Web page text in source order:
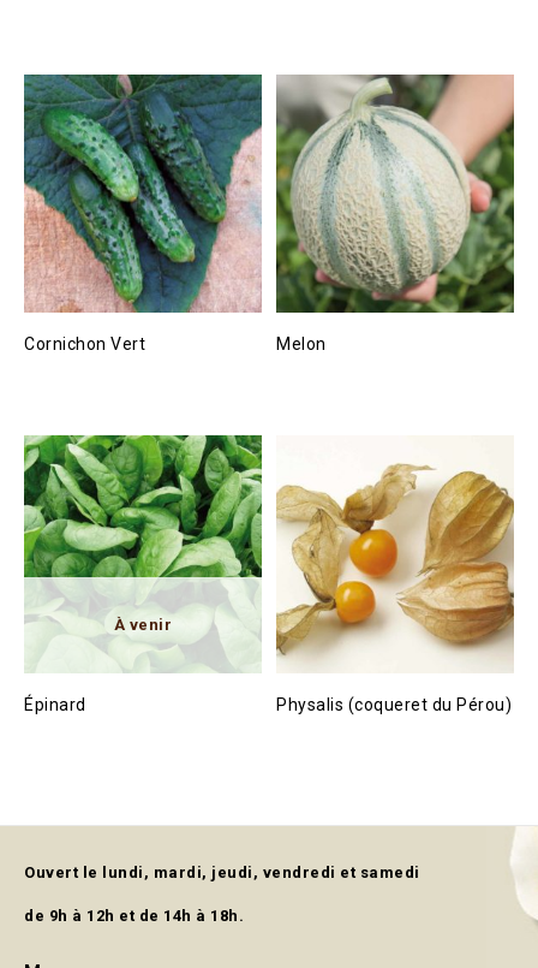
Cornichon Vert Melon
Épinard Physalis (coqueret du Pérou)
Ouvert le lundi, mardi, jeudi, vendredi et samedi
de 9h à 12h et de 14h à 18h.